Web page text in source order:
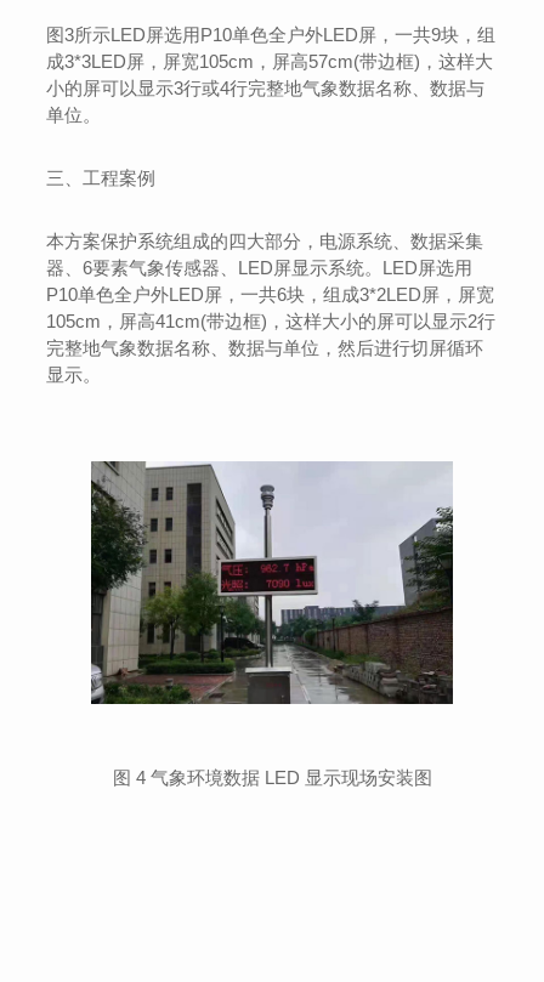
图3所示LED屏选用P10单色全户外LED屏，一共9块，组
成3*3LED屏，屏宽105cm，屏高57cm(带边框)，这样大
小的屏可以显示3行或4行完整地气象数据名称、数据与
单位。
三、工程案例
本方案保护系统组成的四大部分，电源系统、数据采集
器、6要素气象传感器、LED屏显示系统。LED屏选用
P10单色全户外LED屏，一共6块，组成3*2LED屏，屏宽
105cm，屏高41cm(带边框)，这样大小的屏可以显示2行
完整地气象数据名称、数据与单位，然后进行切屏循环
显示。
图 4 气象环境数据 LED 显示现场安装图